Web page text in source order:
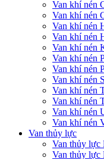
Van khí nén
Van khí nén
Van khí nén
Van khí nén
Van khí nén
Van khí nén
Van khí nén
Van khí nén
Van khí nén
Van khí nén
Van khí nén
Van khí nén
Van thủy lực
Van thủy lực
Van thủy lực